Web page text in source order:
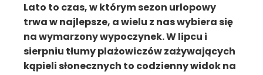
Lato to czas, w którym sezon urlopowy
trwa w najlepsze, a wielu z nas wybiera się
na wymarzony wypoczynek. W lipcu i
sierpniu tłumy plażowiczów zażywających
kąpieli słonecznych to codzienny widok na